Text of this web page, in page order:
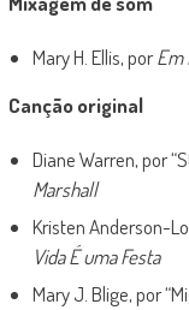
Mary H. Ellis, porEm
Canção original
Diane Warren, por
Marshall
Kristen Anderson-
Vida É uma Festa
Mary J. Blige, por